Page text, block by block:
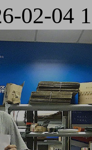
02-04